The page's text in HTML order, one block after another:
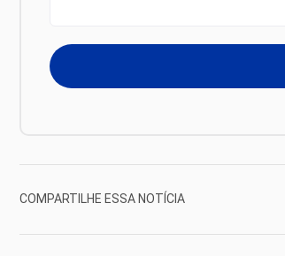
COMPARTILHE ESSA NOTÍCIA